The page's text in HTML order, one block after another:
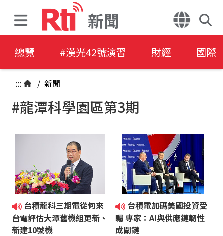
新聞
總覽 #漢光42號演習 財經 國際
::: / 新聞
#龍潭科學園區第3期
台積龍科三期電從何來
台電評估大潭舊機組更新、
新建10號機
台積電加碼美國投資受
矚 專家：AI與供應鏈韌性
成關鍵